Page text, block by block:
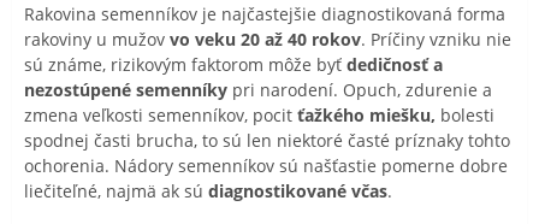
Rakovina semenníkov je najčastejšie diagnostikovaná forma
rakoviny u mužov vo veku 20 až 40 rokov. Príčiny vzniku nie
sú známe, rizikovým faktorom môže byť dedičnosť a
nezostúpené semenníky pri narodení. Opuch, zdurenie a
zmena veľkosti semenníkov, pocit ťažkého miešku, bolesti
spodnej časti brucha, to sú len niektoré časté príznaky tohto
ochorenia. Nádory semenníkov sú našťastie pomerne dobre
liečiteľné, najmä ak sú diagnostikované včas.